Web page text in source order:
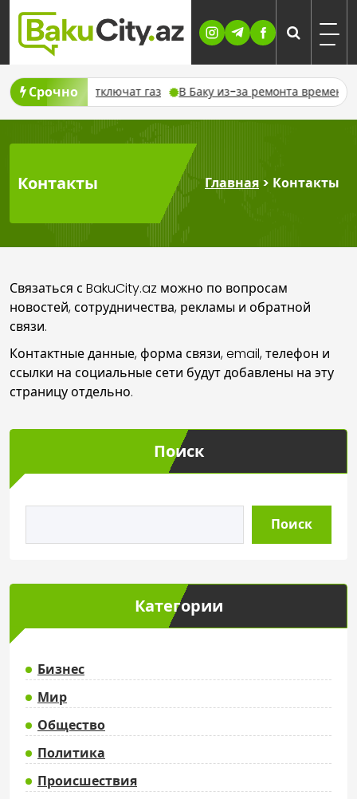
Skip
content
Срочно
отключат газ В Баку из-за ремонта временно
Контакты Главная > Контакты
Связаться с BakuCity.az можно по вопросам
новостей, сотрудничества, рекламы и обратной
связи.
Контактные данные, форма связи, email, телефон и
ссылки на социальные сети будут добавлены на эту
страницу отдельно.
Поиск
Поиск
Категории
Бизнес
Мир
Общество
Политика
Происшествия